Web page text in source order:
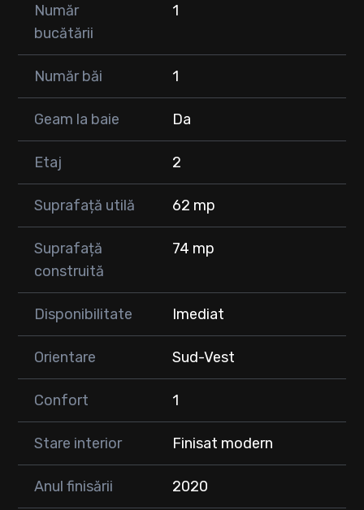
Număr
bucătării
1
Număr băi 1
Geam la baie Da
Etaj 2
Suprafață utilă 62 mp
Suprafață
construită
74 mp
Disponibilitate Imediat
Orientare Sud-Vest
Confort 1
Stare interior Finisat modern
Anul finisării 2020